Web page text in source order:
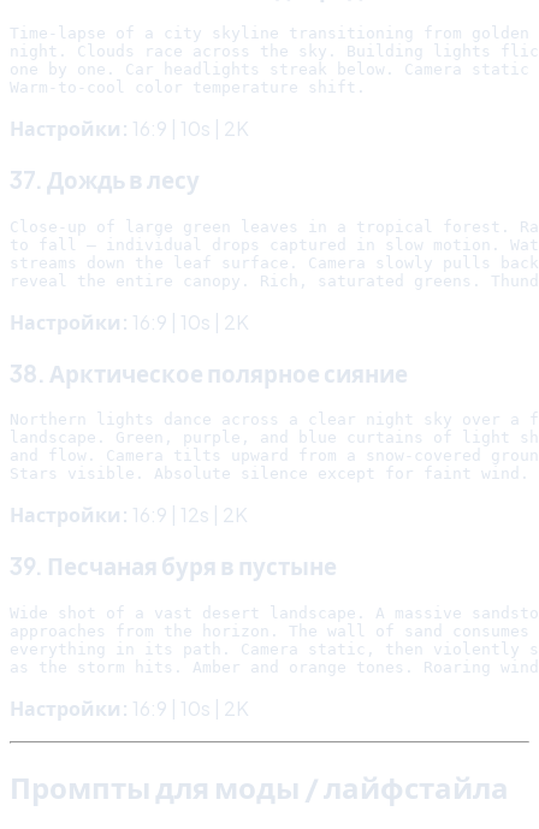
Time-lapse of a city skyline transitioning from golden
night. Clouds race across the sky. Building lights
one by one. Car headlights streak below. Camera
Настройки: 16:9 | 10s | 2K
37. Дождь в лесу
Close-up of large green leaves in a tropical forest.
to fall — individual drops captured in slow motion.
streams down the leaf surface. Camera slowly pulls
Настройки: 16:9 | 10s | 2K
38. Арктическое полярное сияние
Northern lights dance across a clear night sky over a
landscape. Green, purple, and blue curtains of light
and flow. Camera tilts upward from a snow-covered
Настройки: 16:9 | 12s | 2K
39. Песчаная буря в пустыне
Wide shot of a vast desert landscape. A massive
approaches from the horizon. The wall of sand consumes
everything in its path. Camera static, then violently
Настройки: 16:9 | 10s | 2K
Промпты для моды / лайфстайла